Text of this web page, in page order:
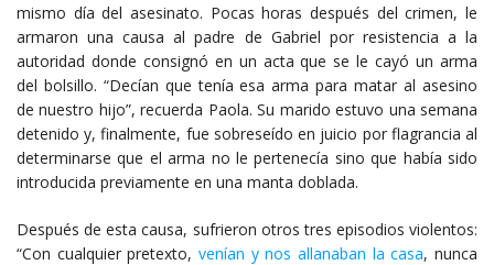
mismo día del asesinato. Pocas horas después del crimen, le
armaron una causa al padre de Gabriel por resistencia a la
autoridad donde consignó en un acta que se le cayó un arma
del bolsillo. “Decían que tenía esa arma para matar al asesino
de nuestro hijo”, recuerda Paola. Su marido estuvo una semana
detenido y, finalmente, fue sobreseído en juicio por flagrancia al
determinarse que el arma no le pertenecía sino que había sido
introducida previamente en una manta doblada.
Después de esta causa, sufrieron otros tres episodios violentos:
“Con cualquier pretexto, venían y nos allanaban la casa, nunca